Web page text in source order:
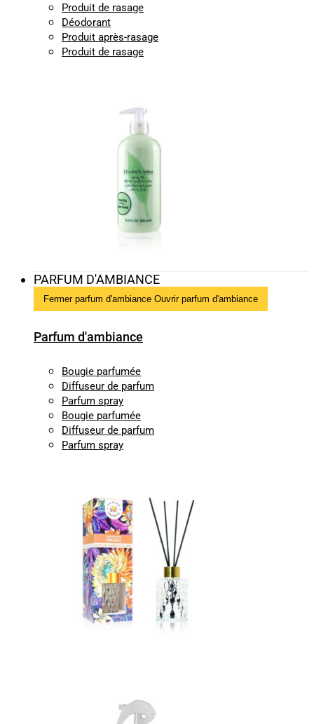
Produit de rasage
Déodorant
Produit après-rasage
Produit de rasage
PARFUM D'AMBIANCE
Fermer parfum d'ambiance Ouvrir parfum d'ambiance
Parfum d'ambiance
Bougie parfumée
Diffuseur de parfum
Parfum spray
Bougie parfumée
Diffuseur de parfum
Parfum spray